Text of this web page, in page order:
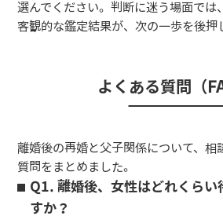
選んでください。判断に迷う場面では
客観的な鑑定結果が、次の一歩を後押
よくある質問（
離婚後の再婚と父子関係について、相
質問をまとめました。
Q1. 離婚後、女性はどれくらい
すか？